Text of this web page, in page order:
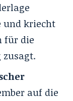
und kriecht
für die
auf die